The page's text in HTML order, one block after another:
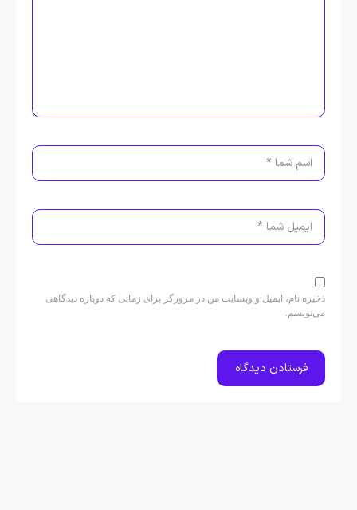
ذخیره نام، ایمیل و وبسایت من در مرورگر برای زمانی که دوباره دیدگاهی
می‌نویسم.